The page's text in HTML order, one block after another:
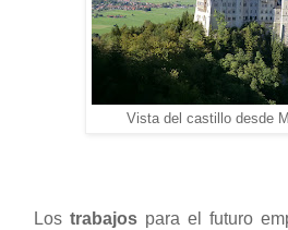
Vista del castillo desde
Los trabajos para el futuro